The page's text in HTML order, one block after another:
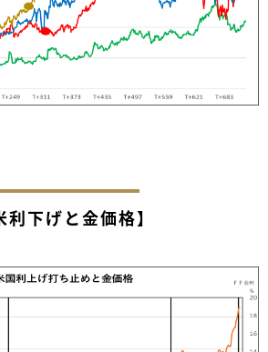
利下げと金価格】